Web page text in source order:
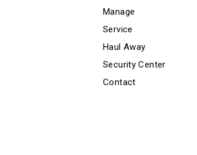
Manage
Service
Haul Away
Security Center
Contact